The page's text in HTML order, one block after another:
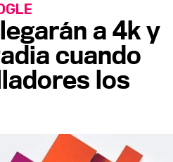
a 4k y
cuando
los